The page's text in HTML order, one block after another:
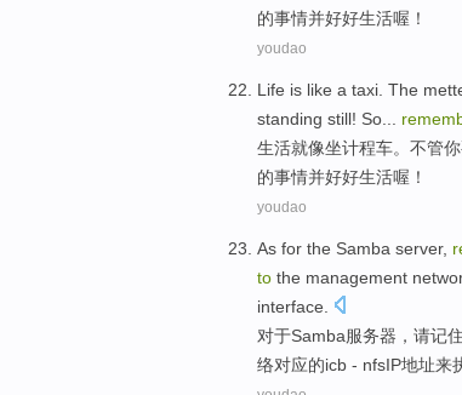
的事情并好好生活喔！
youdao
Life is like a taxi . The
standing still! So
生活就像坐计程车。 不管你
的事情并好好生活喔！
youdao
As for the Samba server,
to the management
interface
对于Samba服务器 ， 请记住
络对应的icb - nfsIP地址来